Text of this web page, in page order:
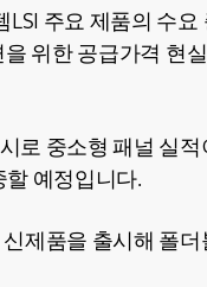
주요 제품의 수
위한 공급가격 현
로 중소형 패널 실
할 예정입니다.
제품을 출시해 폴